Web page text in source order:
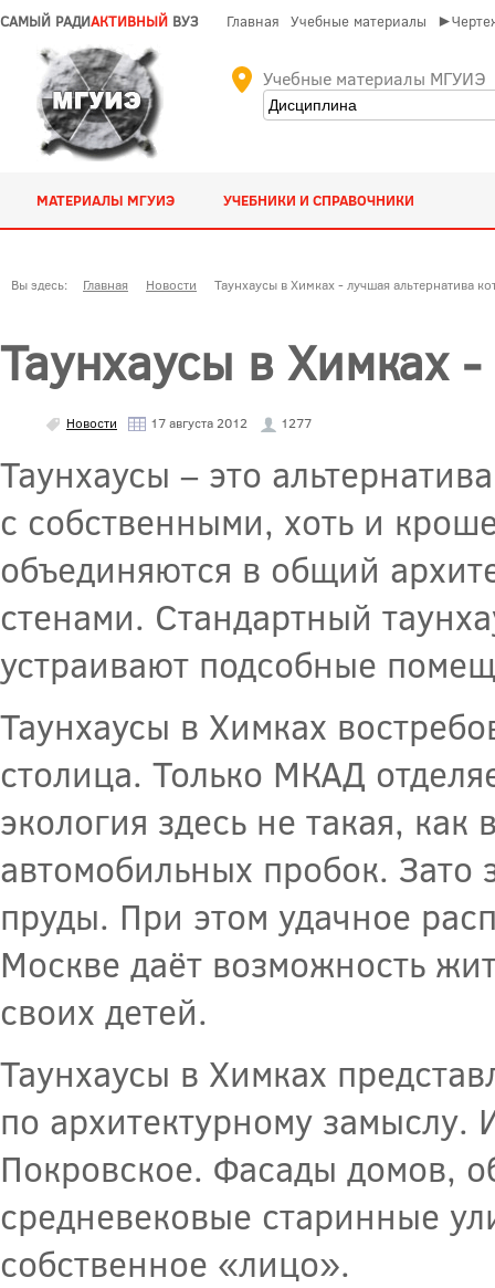
САМЫЙ РАДИАКТИВНЫЙ ВУЗ Главная Учебные материалы
Учебные материалы МГУИЭ
МАТЕРИАЛЫ МГУИЭ УЧЕБНИКИ И СПРАВОЧНИКИ
Вы здесь: Главная Новости Таунхаусы в Химках - лучшая альтернатива
Таунхаусы в Химках
Новости 17 августа 2012 1277
Таунхаусы – это
с собственными, хоть и
объединяются в общий
стенами. Стандартный
устраивают подсобные
Таунхаусы в Химках
столица. Только МКАД
экология здесь не такая,
автомобильных пробок. Зато
пруды. При этом удачное
Москве даёт возможность
своих детей.
Таунхаусы в Химках
по архитектурному
Покровское. Фасады домов,
средневековые старинные
собственное «лицо».